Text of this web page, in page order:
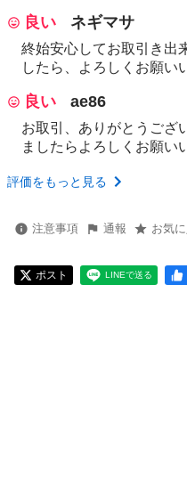
良い ネギマサ
終始安心してお取引き出
したら、よろしくお願い
良い ae86
お取引、ありがとうござ
ましたらよろしくお願い
評価をもっと見る
注意事項 通報 お気
ポスト LINEで送る